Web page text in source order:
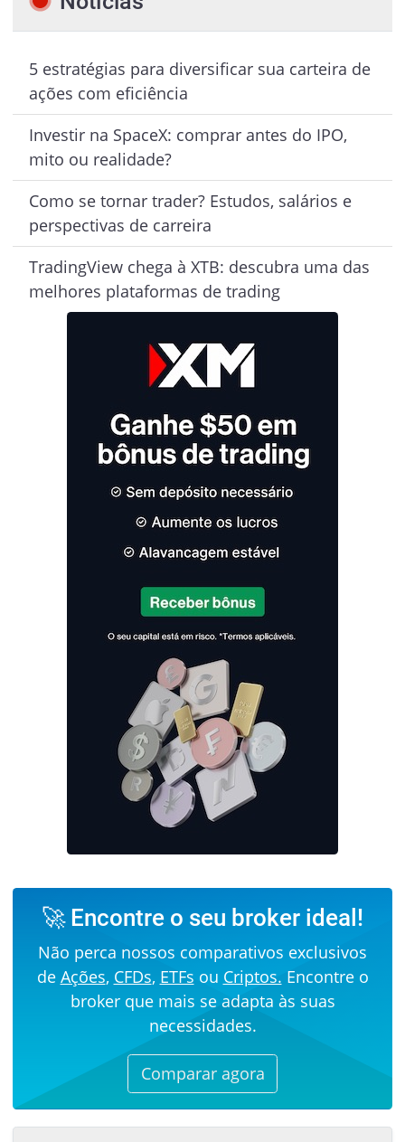
5 estratégias para diversificar sua carteira de
ações com eficiência
Investir na SpaceX: comprar antes do IPO,
mito ou realidade?
Como se tornar trader? Estudos, salários e
perspectivas de carreira
TradingView chega à XTB: descubra uma das
melhores plataformas de trading
🚀 Encontre o seu broker ideal!
Não perca nossos comparativos exclusivos
de Ações, CFDs, ETFs ou Criptos. Encontre o
broker que mais se adapta às suas
necessidades.
Comparar agora